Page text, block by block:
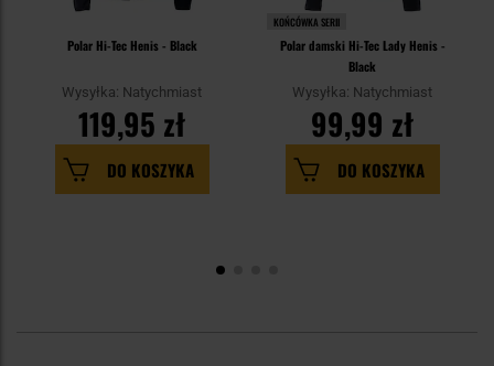
Polar Hi-Tec Henis - Black
Wysyłka: Natychmiast
119,95 zł
DO KOSZYKA
KOŃCÓWKA SERII
Polar damski Hi-Tec Lady Henis -
Black
Wysyłka: Natychmiast
99,99 zł
DO KOSZYKA